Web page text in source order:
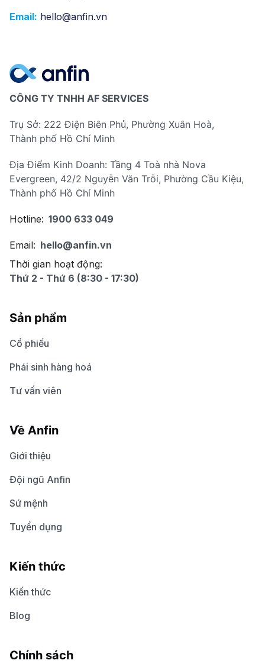
Email: hello@anfin.vn
CÔNG TY TNHH AF SERVICES
Trụ Sở: 222 Điện Biên Phủ, Phường Xuân Hoà,
Thành phố Hồ Chí Minh
Địa Điểm Kinh Doanh: Tầng 4 Toà nhà Nova
Evergreen, 42/2 Nguyễn Văn Trỗi, Phường Cầu Kiệu,
Thành phố Hồ Chí Minh
Hotline: 1900 633 049
Email: hello@anfin.vn
Thời gian hoạt động:
Thứ 2 - Thứ 6 (8:30 - 17:30)
Sản phẩm
Cổ phiếu
Phái sinh hàng hoá
Tư vấn viên
Về Anfin
Giới thiệu
Đội ngũ Anfin
Sứ mệnh
Tuyển dụng
Kiến thức
Kiến thức
Blog
Chính sách